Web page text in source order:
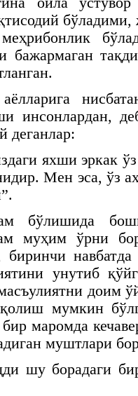
бажармаган
инсонлардан,
деганлар:
яхши эркак
Мен эса, ўз
бўлишида
муҳим ўрни
унутиб
доим
мумкин
маромда
муштлари
шу борадаги